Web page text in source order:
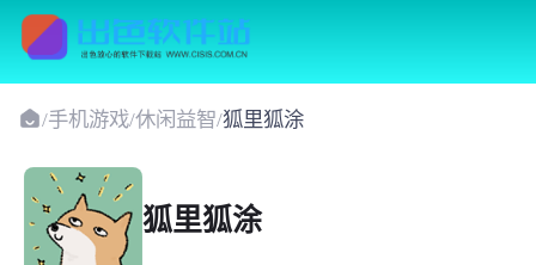
/手机游戏/休闲益智/狐里狐涂
狐里狐涂